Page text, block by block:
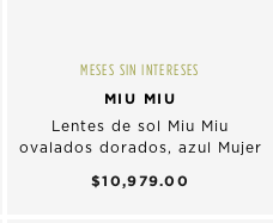
MESES SIN INTERESES
MIU MIU
Lentes de sol Miu Miu
ovalados dorados, azul Mujer
$10,979.00